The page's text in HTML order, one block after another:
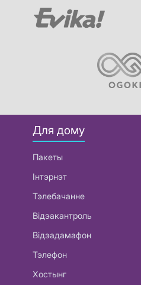
Для дому
Пакеты
Інтэрнэт
Тэлебачанне
Відэакантроль
Відэадамафон
Тэлефон
Хостынг